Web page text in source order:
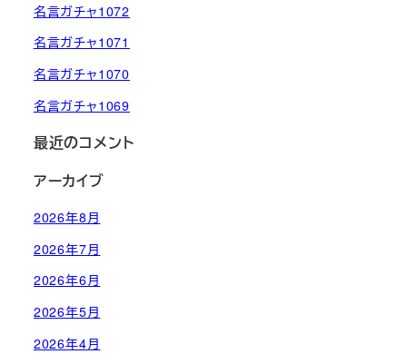
名言ガチャ1072
名言ガチャ1071
名言ガチャ1070
名言ガチャ1069
最近のコメント
アーカイブ
2026年8月
2026年7月
2026年6月
2026年5月
2026年4月